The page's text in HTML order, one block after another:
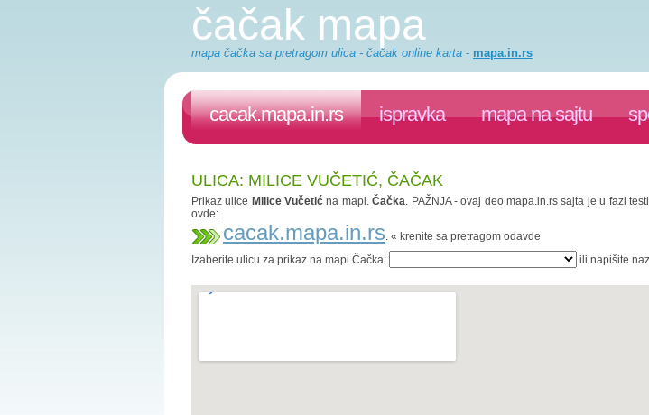
čačak mapa
mapa čačka sa pretragom ulica - čačak online karta - mapa.in.rs
cacak.mapa.in.rs ispravka mapa na sajtu
ULICA: MILICE VUČETIĆ, ČAČAK
Prikaz ulice Milice Vučetić na mapi.Čačka. PAŽNJA - ovaj deo mapa.in.rs sajta je u fazi
ovde:
cacak.mapa.in.rs. « krenite sa pretragom odavde
Izaberite ulicu za prikaz na mapi Čačka:
ili napišite